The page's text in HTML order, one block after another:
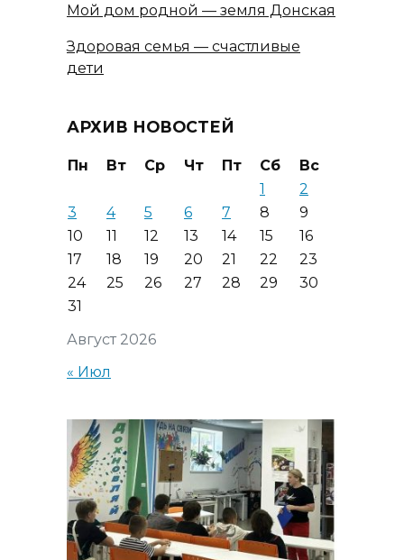
Мой дом родной — земля Донская
Здоровая семья — счастливые
дети
АРХИВ НОВОСТЕЙ
Август 2026
Пн Вт Ср Чт Пт Сб
Вс
1
2
3
4 5 6 7 8
9
10
11 12 13 14 15
16
17
18 19 20 21 22
23
24
25 26 27 28 29
30
31
« Июл